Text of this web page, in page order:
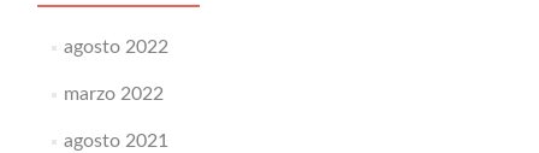
agosto 2022
marzo 2022
agosto 2021